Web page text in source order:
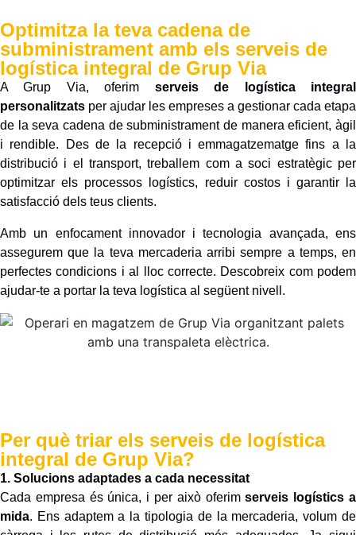
Optimitza la teva cadena de
subministrament amb els serveis de
logística integral de Grup Via
A Grup Via, oferim serveis de logística integral
personalitzats per ajudar les empreses a gestionar cada etapa
de la seva cadena de subministrament de manera eficient, àgil
i rendible. Des de la recepció i emmagatzematge fins a la
distribució i el transport, treballem com a soci estratègic per
optimitzar els processos logístics, reduir costos i garantir la
satisfacció dels teus clients.
Amb un enfocament innovador i tecnologia avançada, ens
assegurem que la teva mercaderia arribi sempre a temps, en
perfectes condicions i al lloc correcte. Descobreix com podem
ajudar-te a portar la teva logística al següent nivell.
Per què triar els serveis de logística
integral de Grup Via?
1. Solucions adaptades a cada necessitat
Cada empresa és única, i per això oferimserveis logístics a
mida. Ens adaptem a la tipologia de la mercaderia, volum de